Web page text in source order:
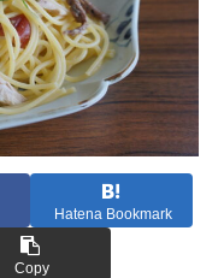
Hatena Bookmark
Copy